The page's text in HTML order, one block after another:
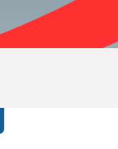
Timur Hadiri Rapat